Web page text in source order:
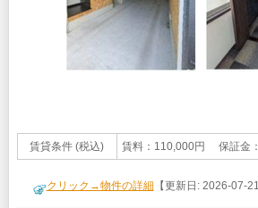
賃貸条件 (税込) 賃料：110,000円 保証金
クリック→物件の詳細 【更新日: 2026-07-21